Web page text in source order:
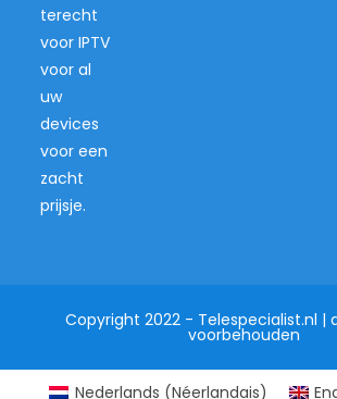
terecht
voor IPTV
voor al
uw
devices
voor een
zacht
prijsje.
Copyright 2022 - Telespecialist.nl |
voorbehouden
Nederlands (Néerlandais)